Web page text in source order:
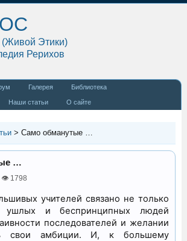
(Живой Этики)
Рерихов
Галерея Библиотека
Наши статьи О сайте
>Само обманутые …
…
👁 1798
учителей связано не только
ушлых и беспринципных людей
последователей и желании
свои амбиции. И, к большему